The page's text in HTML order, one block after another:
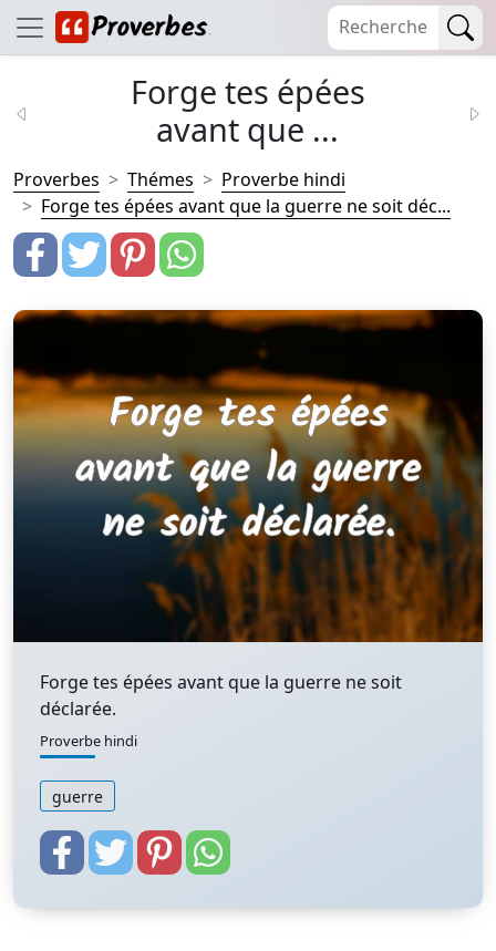
Forge tes épées
avant que ...
Proverbes Thémes
Proverbe hindi
Forge tes épées avant que la guerre ne soit déc...
Forge tes épées avant que la guerre ne soit
déclarée.
Proverbe hindi
guerre